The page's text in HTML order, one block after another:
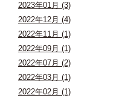
2023年01月 (3)
2022年12月 (4)
2022年11月 (1)
2022年09月 (1)
2022年07月 (2)
2022年03月 (1)
2022年02月 (1)